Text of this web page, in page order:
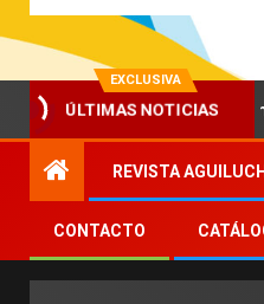
EXCLUSIVA
ÚLTIMAS NOTICIAS
anima a impulsar una
REVISTA
CONTACTO